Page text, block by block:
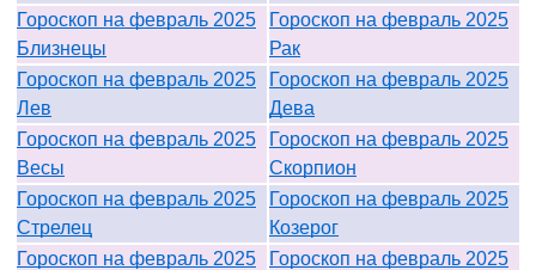
Гороскоп на февраль 2025
Близнецы
Гороскоп на февраль 2025
Рак
Гороскоп на февраль 2025
Лев
Гороскоп на февраль 2025
Дева
Гороскоп на февраль 2025
Весы
Гороскоп на февраль 2025
Скорпион
Гороскоп на февраль 2025
Стрелец
Гороскоп на февраль 2025
Козерог
Гороскоп на февраль 2025
Гороскоп на февраль 2025